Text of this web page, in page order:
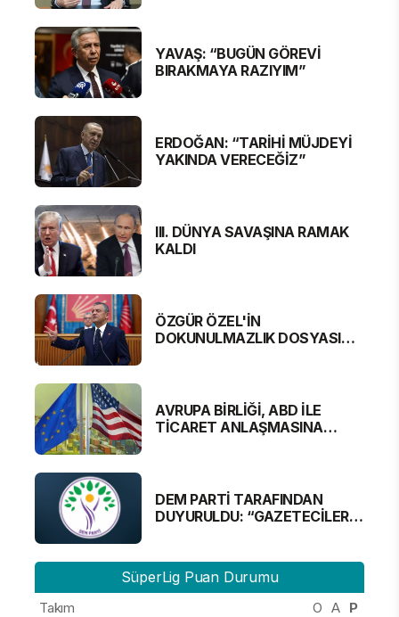
YAVAŞ: “BUGÜN GÖREVİ
BIRAKMAYA RAZIYIM”
ERDOĞAN: “TARİHİ MÜJDEYİ
YAKINDA VERECEĞİZ”
III. DÜNYA SAVAŞINA RAMAK
KALDI
ÖZGÜR ÖZEL'İN
DOKUNULMAZLIK DOSYASI
AVRUPA BİRLİĞİ, ABD İLE
TİCARET ANLAŞMASINA
DEM PARTİ TARAFINDAN
DUYURULDU: “GAZETECİLER
SüperLig Puan Durumu
Takım O A P